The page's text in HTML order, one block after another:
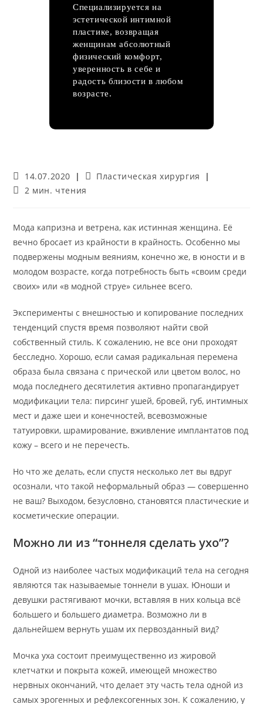
Специализируется на
эстетической интимной
пластике, возвращая
женщинам абсолютный
физический комфорт,
уверенность в себе и
радость близости в любом
возрасте.
Запись
опубликована:
14.07.2020
Рубрика
записи:
Пластическая хирургия
Время
2 мин. чтения
Мода капризна и ветрена, как истинная женщина. Её
вечно бросает из крайности в крайность. Особенно мы
подвержены модным веяниям, конечно же, в юности и в
молодом возрасте, когда потребность быть «своим среди
своих» или «в модной струе» сильнее всего.
Эксперименты с внешностью и копирование последних
тенденций спустя время позволяют найти свой
собственный стиль. К сожалению, не все они проходят
бесследно. Хорошо, если самая радикальная перемена
образа была связана с прической или цветом волос, но
мода последнего десятилетия активно пропагандирует
модификации тела: пирсинг ушей, бровей, губ, интимных
мест и даже шеи и конечностей, всевозможные
татуировки, шрамирование, вживление имплантатов под
кожу – всего и не перечесть.
Но что же делать, если спустя несколько лет вы вдруг
осознали, что такой неформальный образ — совершенно
не ваш? Выходом, безусловно, становятся пластические и
косметические операции.
Можно ли из “тоннеля сделать ухо”?
Одной из наиболее частых модификаций тела на сегодня
являются так называемые тоннели в ушах. Юноши и
девушки растягивают мочки, вставляя в них кольца всё
большего и большего диаметра. Возможно ли в
дальнейшем вернуть ушам их первозданный вид?
Мочка уха состоит преимущественно из жировой
клетчатки и покрыта кожей, имеющей множество
нервных окончаний, что делает эту часть тела одной из
самых эрогенных и рефлексогенных зон. К сожалению, у